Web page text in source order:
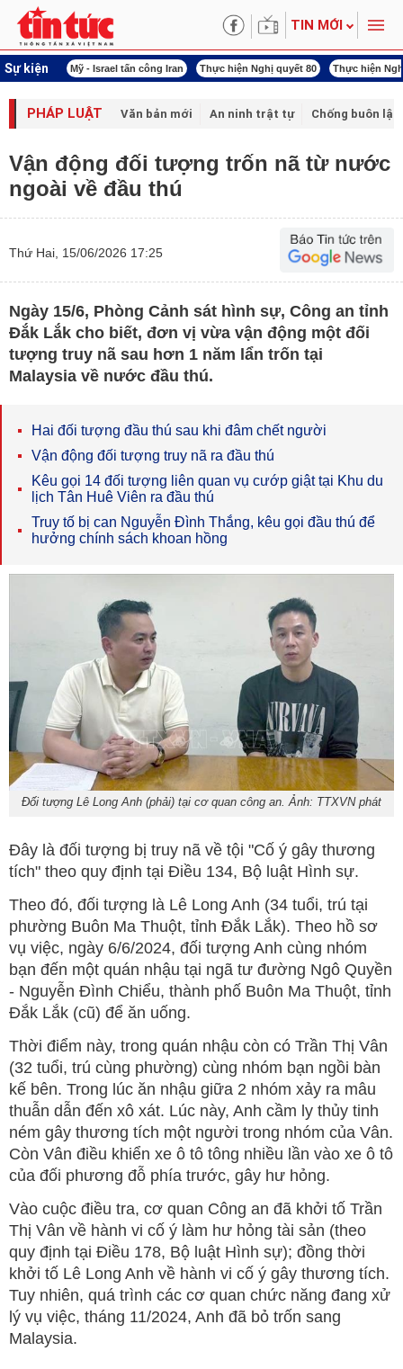
TIN MỚI
Sự kiện
lượng Mỹ - Israel tấn công Iran Thực hiện Nghị quyết 80 Thực hiện
PHÁP LUẬT Văn bản mới An ninh trật tự Chống buôn
Vận động đối tượng trốn nã từ nước
ngoài về đầu thú
Thứ Hai, 15/06/2026 17:25
Ngày 15/6, Phòng Cảnh sát hình sự, Công an tỉnh
Đắk Lắk cho biết, đơn vị vừa vận động một đối
tượng truy nã sau hơn 1 năm lẩn trốn tại
Malaysia về nước đầu thú.
Hai đối tượng đầu thú sau khi đâm chết người
Vận động đối tượng truy nã ra đầu thú
Kêu gọi 14 đối tượng liên quan vụ cướp giật tại Khu du
lịch Tân Huê Viên ra đầu thú
Truy tố bị can Nguyễn Đình Thắng, kêu gọi đầu thú để
hưởng chính sách khoan hồng
Đối tượng Lê Long Anh (phải) tại cơ quan công an. Ảnh: TTXVN phát
Đây là đối tượng bị truy nã về tội "Cố ý gây thương
tích" theo quy định tại Điều 134, Bộ luật Hình sự.
Theo đó, đối tượng là Lê Long Anh (34 tuổi, trú tại
phường Buôn Ma Thuột, tỉnh Đắk Lắk). Theo hồ sơ
vụ việc, ngày 6/6/2024, đối tượng Anh cùng nhóm
bạn đến một quán nhậu tại ngã tư đường Ngô Quyền
- Nguyễn Đình Chiểu, thành phố Buôn Ma Thuột, tỉnh
Đắk Lắk (cũ) để ăn uống.
Thời điểm này, trong quán nhậu còn có Trần Thị Vân
(32 tuổi, trú cùng phường) cùng nhóm bạn ngồi bàn
kế bên. Trong lúc ăn nhậu giữa 2 nhóm xảy ra mâu
thuẫn dẫn đến xô xát. Lúc này, Anh cầm ly thủy tinh
ném gây thương tích một người trong nhóm của Vân.
Còn Vân điều khiển xe ô tô tông nhiều lần vào xe ô tô
của đối phương đỗ phía trước, gây hư hỏng.
Vào cuộc điều tra, cơ quan Công an đã khởi tố Trần
Thị Vân về hành vi cố ý làm hư hỏng tài sản (theo
quy định tại Điều 178, Bộ luật Hình sự); đồng thời
khởi tố Lê Long Anh về hành vi cố ý gây thương tích.
Tuy nhiên, quá trình các cơ quan chức năng đang xử
lý vụ việc, tháng 11/2024, Anh đã bỏ trốn sang
Malaysia.